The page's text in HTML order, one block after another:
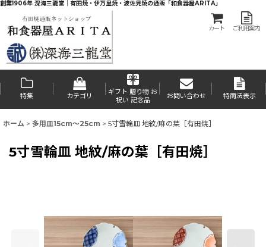
創業1906年 深海三龍堂｜有田焼・伊万里焼・波佐見焼の通販「和食器屋ARITA」
カート ご利用案内
特集 カテゴリ
ギフト 贈り物 お
祝い 記念品
お問い合わせ 特商法表示
ホーム > 多用皿15cm〜25cm > 5寸雪輪皿 地紋/麻の葉［有田焼］
5寸雪輪皿 地紋/麻の葉［有田焼］